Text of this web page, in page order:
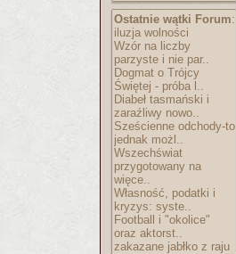
Ostatnie wątki Forum:
iluzja wolności
Wzór na liczby
parzyste i nie par..
Dogmat o Trójcy
Świętej - próba l..
Diabeł tasmański i
zaraźliwy nowo..
Sześcienne odchody-to
jednak możl..
Wszechświat
przygotowany na
więce..
Własność, podatki i
kryzys: syste..
Football i "okolice"
oraz aktorst..
zakazane jabłko z raju